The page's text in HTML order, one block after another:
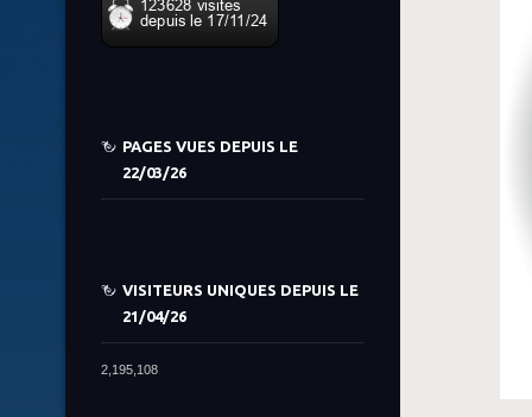
PAGES VUES DEPUIS LE
22/03/26
VISITEURS UNIQUES DEPUIS LE
21/04/26
2,195,108